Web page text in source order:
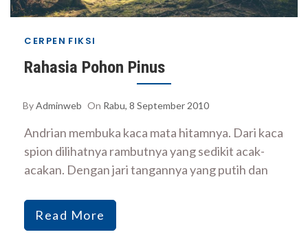
CERPEN FIKSI
Rahasia Pohon Pinus
ByAdminweb On Rabu, 8 September 2010
Andrian membuka kaca mata hitamnya. Dari kaca
spion dilihatnya rambutnya yang sedikit acak-
acakan. Dengan jari tangannya yang putih dan
Read More